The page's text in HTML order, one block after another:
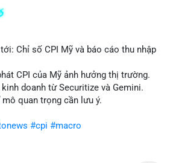
Chỉ số CPI Mỹ và báo cáo thu nhập
CPI của Mỹ ảnh hưởng thị trường.
doanh từ Securitize và Gemini.
quan trọng cần lưu ý.
#cpi #macro